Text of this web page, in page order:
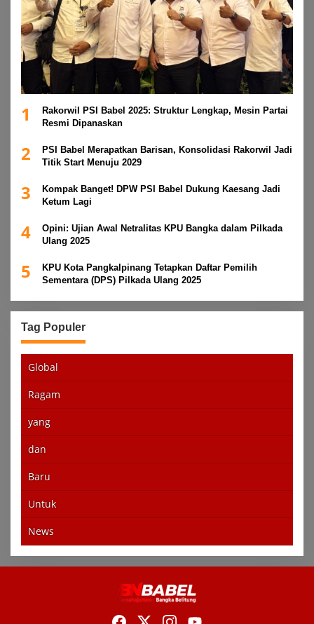
1
Rakorwil PSI Babel 2025: Struktur Lengkap, Mesin Partai
Resmi Dipanaskan
2
PSI Babel Merapatkan Barisan, Konsolidasi Rakorwil Jadi
Titik Start Menuju 2029
3
Kompak Banget! DPW PSI Babel Dukung Kaesang Jadi
Ketum Lagi
4
Opini: Ujian Awal Netralitas KPU Bangka dalam Pilkada
Ulang 2025
5
KPU Kota Pangkalpinang Tetapkan Daftar Pemilih
Sementara (DPS) Pilkada Ulang 2025
Tag Populer
Global
Ragam
yang
dan
Baru
Untuk
News